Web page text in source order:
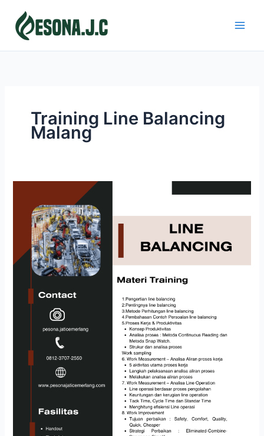
content
Training Line Balancing
Malang